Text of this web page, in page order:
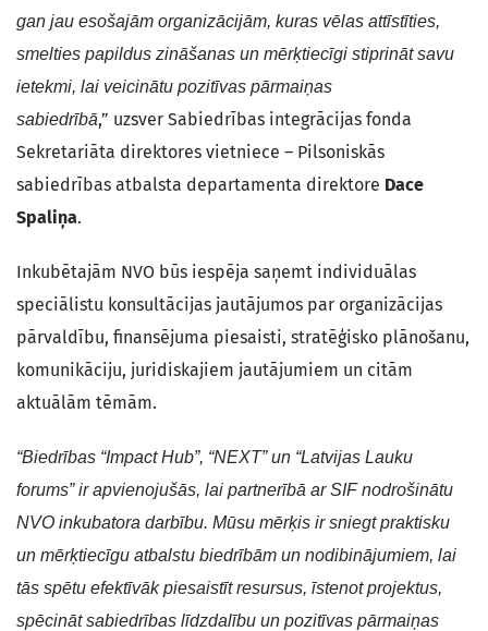
gan jau esošajām organizācijām, kuras vēlas attīstīties,
smelties papildus zināšanas un mērķtiecīgi stiprināt savu
ietekmi, lai veicinātu pozitīvas pārmaiņas
sabiedrībā,” uzsver Sabiedrības integrācijas fonda
Sekretariāta direktores vietniece – Pilsoniskās
sabiedrības atbalsta departamenta direktore Dace
Spaliņa.
Inkubētajām NVO būs iespēja saņemt individuālas
speciālistu konsultācijas jautājumos par organizācijas
pārvaldību, finansējuma piesaisti, stratēģisko plānošanu,
komunikāciju, juridiskajiem jautājumiem un citām
aktuālām tēmām.
“Biedrības “Impact Hub”, “NEXT” un “Latvijas Lauku
forums” ir apvienojušās, lai partnerībā ar SIF nodrošinātu
NVO inkubatora darbību. Mūsu mērķis ir sniegt praktisku
un mērķtiecīgu atbalstu biedrībām un nodibinājumiem, lai
tās spētu efektīvāk piesaistīt resursus, īstenot projektus,
spēcināt sabiedrības līdzdalību un pozitīvas pārmaiņas